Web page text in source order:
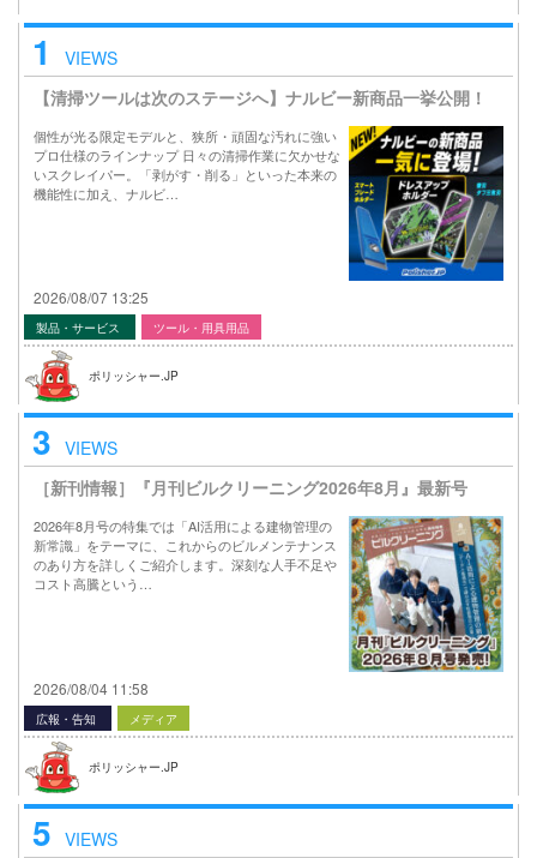
1
VIEWS
【清掃ツールは次のステージへ】ナルビー新商品一挙公開！
個性が光る限定モデルと、狭所・頑固な汚れに強い
プロ仕様のラインナップ 日々の清掃作業に欠かせな
いスクレイパー。「剥がす・削る」といった本来の
機能性に加え、ナルビ…
2026/08/07 13:25
製品・サービス ツール・用具用品
ポリッシャー.JP
3 VIEWS
［新刊情報］『月刊ビルクリーニング2026年8月』最新号
2026年8月号の特集では「AI活用による建物管理の
新常識」をテーマに、これからのビルメンテナンス
のあり方を詳しくご紹介します。深刻な人手不足や
コスト高騰という…
2026/08/04 11:58
広報・告知 メディア
ポリッシャー.JP
5 VIEWS